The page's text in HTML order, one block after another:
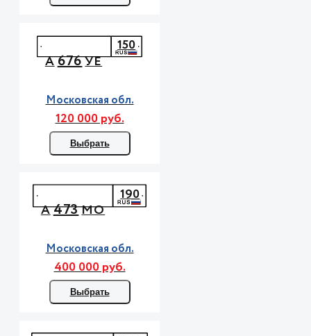
А676УЕ
150
Московская обл.
120 000 руб.
Выбрать
А473МО
190
Московская обл.
400 000 руб.
Выбрать